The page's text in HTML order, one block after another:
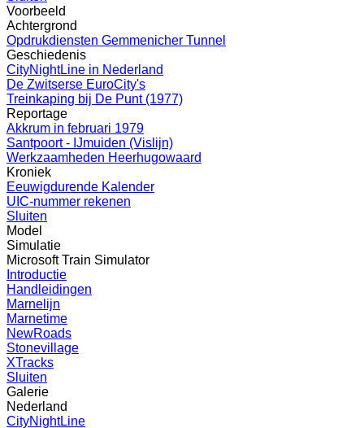
Voorbeeld
Achtergrond
Opdrukdiensten Gemmenicher Tunnel
Geschiedenis
CityNightLine in Nederland
De Zwitserse EuroCity's
Treinkaping bij De Punt (1977)
Reportage
Akkrum in februari 1979
Santpoort - IJmuiden (Vislijn)
Werkzaamheden Heerhugowaard
Kroniek
Eeuwigdurende Kalender
UIC-nummer rekenen
Sluiten
Model
Simulatie
Microsoft Train Simulator
Introductie
Handleidingen
Marnelijn
Marnetime
NewRoads
Stonevillage
XTracks
Sluiten
Galerie
Nederland
CityNightLine